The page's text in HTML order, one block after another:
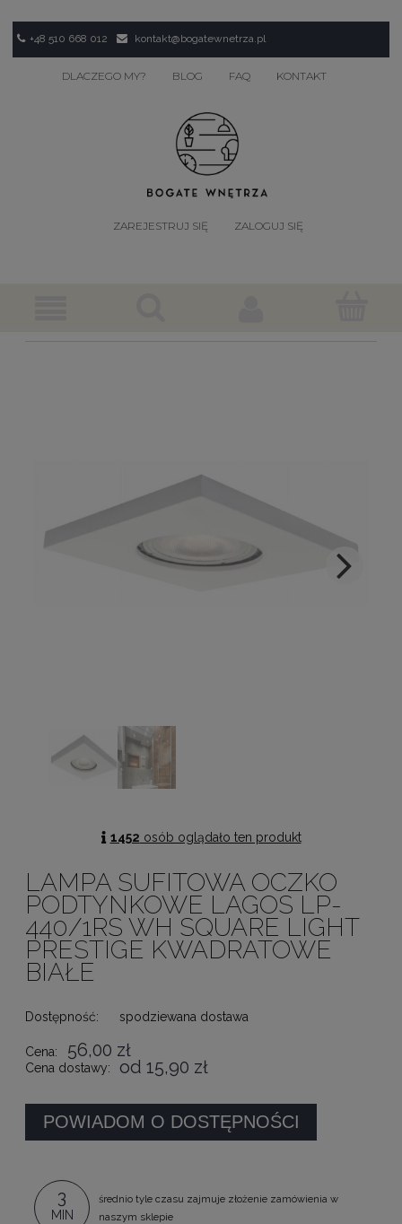
+48 510 668 012 kontakt@bogatewnetrza.pl
DLACZEGO MY? BLOG FAQ KONTAKT
ZAREJESTRUJ SIĘ ZALOGUJ SIĘ
1452 osób oglądało ten produkt
LAMPA SUFITOWA OCZKO
PODTYNKOWE LAGOS LP-
440/1RS WH SQUARE LIGHT
PRESTIGE KWADRATOWE
BIAŁE
Dostępność: spodziewana dostawa
Cena: 56,00 zł
Cena dostawy: od 15,90 zł
POWIADOM O DOSTĘPNOŚCI
3
MIN
średnio tyle czasu zajmuje złożenie zamówienia w
naszym sklepie